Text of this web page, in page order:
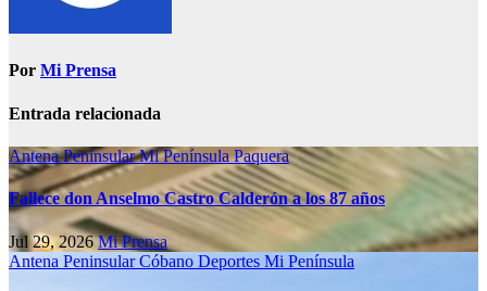
Por Mi Prensa
Entrada relacionada
Antena PeninsularMi PenínsulaPaquera
Fallece don Anselmo Castro Calderón a los 87 años
Jul 29, 2026Mi Prensa
Antena PeninsularCóbano Deportes Mi Península